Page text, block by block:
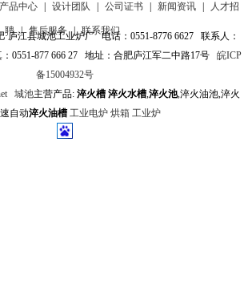
产品中心 设计团队 公司证书 新闻资讯 人才招
聘 | 售后服务 | 联系我们
·庐江县城池工业炉厂 电话：0551-8776 6627 联系人：
0551-877 666 27 地址：合肥庐江军二中路17号皖ICP
备15004932号
城池主营产品:淬火槽 淬火水槽,淬火池,淬火油池,淬火
自动淬火油槽 工业电炉 烘箱 工业炉